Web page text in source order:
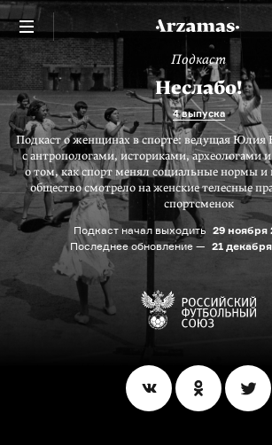
Подкаст
Неслабо!
4 выпуска
Подкаст о женщинах в спорте: ведущая Юлия
с антропологами, историками, археологами
о том, как спорт менял социальные нормы и
общество смотрело на женские телесные
спортсменок
Подкаст начал выходить 29 ноября
Последнее обновление — 21